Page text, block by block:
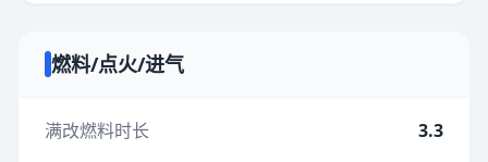
燃料/点火/进气
满改燃料时长 3.3